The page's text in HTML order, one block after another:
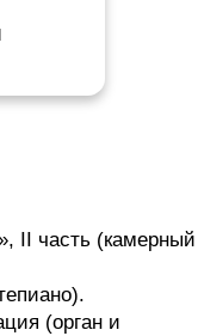
часть (камерный
(орган и